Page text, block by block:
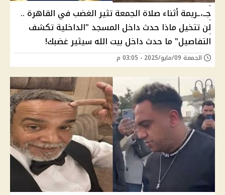
جــ،ـريمة أثناء صلاة الجمعة تثير الغضب في القاهرة ..
لن تتخيل ماذا حدث داخل المسجد "الداخلية تكشف
التفاصيل" ما حدث داخل بيت الله سيثير غضبك!
الجمعة 09/مايو/2025 - 03:05 م